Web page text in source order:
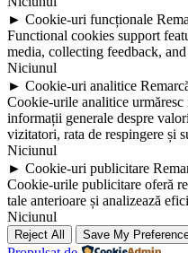
► Cookie-uri funcționale
Functional cookies support
media, collecting feedback,
Niciunul
► Cookie-uri analitice
Cookie-urile analitice
informații generale despre
vizitatori, rata de respingere și
Niciunul
► Cookie-uri publicitare
Cookie-urile publicitare oferă
tale anterioare și analizează
Niciunul
Reject All Save My